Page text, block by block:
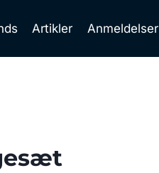
Artikler Anmeldelser